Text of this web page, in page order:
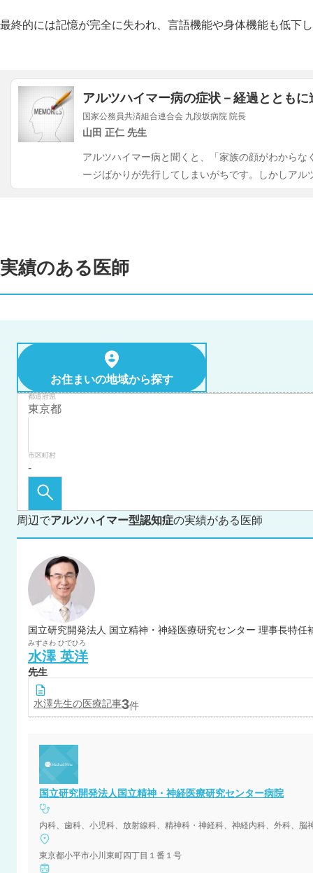
最終的には記憶が完全に失われ、言語機能や身体機能も低下
アルツハイマー病の症状－経過とともに
国家公務員共済組合連合会 九段坂病院 院長
山田 正仁 先生
アルツハイマー病と聞くと、「家族の顔がわから
ージばかりが先行してしまいがちです。しかしアル
実績のある医師
お住まいの地域から探す
都道府県
市区町村
周辺でアルツハイマー型認知症の実績がある医師
国立研究開発法人 国立精神・神経医療研究センター 理事長特任
みずさわ ひでひろ
水澤 英洋
先生
水澤先生の医療記事3件
国立研究開発法人国立精神・神経医療研究センター病院
内科、歯科、小児科、放射線科、精神科・神経科、神経内科、外科、
東京都小平市小川東町四丁目１番１号